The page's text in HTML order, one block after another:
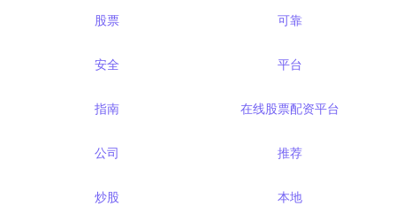
股票 可靠
安全 平台
指南 在线股票配资平台
公司 推荐
炒股 本地